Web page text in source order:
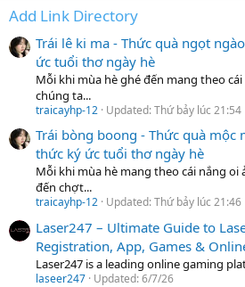
Add Link Directory
Trái lê ki ma - Thức quà ngọt
ức tuổi thơ ngày hè
Mỗi khi mùa hè ghé đến mang theo
chúng ta...
traicayhp-12 Updated:Thứ bảy lúc 21:54
Trái bòng boong - Thức quà mộc
thức ký ức tuổi thơ ngày hè
Mỗi khi mùa hè mang theo cái nắng
đến chợt...
traicayhp-12 Updated:Thứ bảy lúc 21:46
Laser247 – Ultimate Guide to
Registration, App, Games &
Laser247 is a leading online gaming
laseer247 Updated:6/7/26